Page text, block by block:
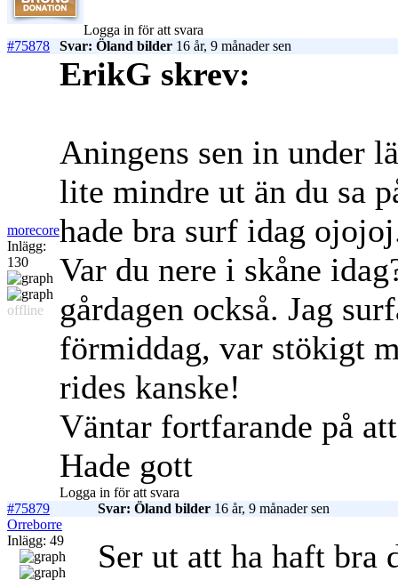
Logga in för att svara
#75878
Svar: Öland bilder 16 år, 9 månader sen
morecore
Inlägg:
130
offline
ErikG skrev:
Aningens sen in under
lite mindre ut än du sa
hade bra surf idag
Var du nere i skåne
gårdagen också. Jag
förmiddag, var stökigt
rides kanske!
Väntar fortfarande på
Hade gott
Logga in för att svara
#75879
Svar: Öland bilder 16 år, 9 månader sen
Orreborre
Inlägg: 49
Ser ut att ha haft bra